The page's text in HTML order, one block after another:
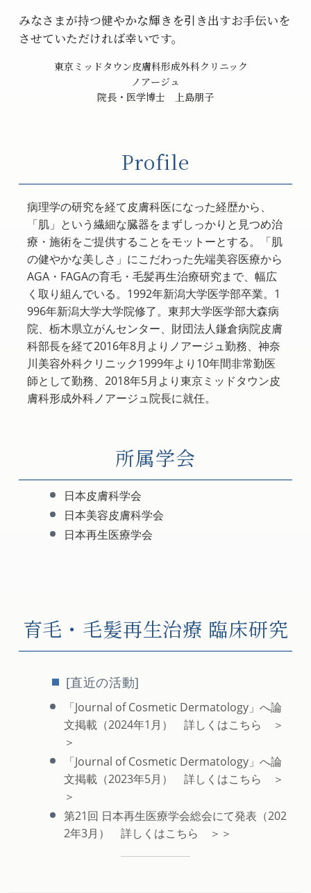
みなさまが持つ健やかな輝きを引き出すお手伝いを
させていただければ幸いです。
東京ミッドタウン皮膚科形成外科クリニック
ノアージュ
院長・医学博士 上島朋子
Profile
病理学の研究を経て皮膚科医になった経歴から、
「肌」という繊細な臓器をまずしっかりと見つめ治
療・施術をご提供することをモットーとする。「肌
の健やかな美しさ」にこだわった先端美容医療から
AGA・FAGAの育毛・毛髪再生治療研究まで、幅広
く取り組んでいる。1992年新潟大学医学部卒業。1
996年新潟大学大学院修了。東邦大学医学部大森病
院、栃木県立がんセンター、財団法人鎌倉病院皮膚
科部長を経て2016年8月よりノアージュ勤務、神奈
川美容外科クリニック1999年より10年間非常勤医
師として勤務、2018年5月より東京ミッドタウン皮
膚科形成外科ノアージュ院長に就任。
所属学会
日本皮膚科学会
日本美容皮膚科学会
日本再生医療学会
育毛・毛髪再生治療 臨床研究
[直近の活動]
「Journal of Cosmetic Dermatology」へ論
文掲載（2024年1月） 詳しくはこちら ＞
＞
「Journal of Cosmetic Dermatology」へ論
文掲載（2023年5月） 詳しくはこちら ＞
＞
第21回 日本再生医療学会総会にて発表（202
2年3月） 詳しくはこちら ＞＞